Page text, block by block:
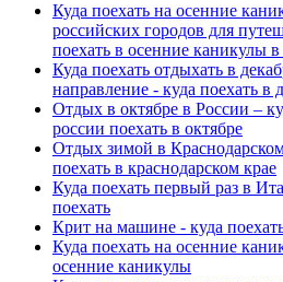
Куда поехать на осенние
российских городов для
поехать в осенние каникулы в
Куда поехать отдыхать в
направление - куда поехать в
Отдых в октябре в России –
россии поехать в октябре
Отдых зимой в
поехать в краснодарском крае
Куда поехать первый раз в
поехать
Крит на машине - куда
Куда поехать на осенние
осенние каникулы